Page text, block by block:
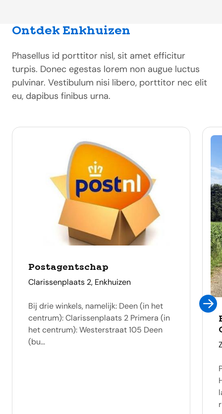
Ontdek Enkhuizen
Phasellus id porttitor nisl, sit amet efficitur
turpis. Donec egestas lorem non augue luctus
pulvinar. Vestibulum nisi libero, porttitor nec elit
eu, dapibus finibus urna.
Postagentschap
adres
Clarissenplaats 2, Enkhuizen
Bij drie winkels, namelijk: Deen (in het
centrum): Clarissenplaats 2 Primera (in
het centrum): Westerstraat 105 Deen
(bu...